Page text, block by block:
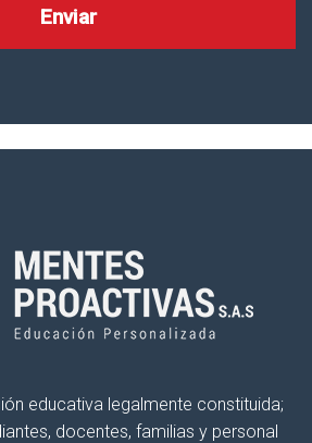
educativa legalmente constituida;
docentes, familias y personal